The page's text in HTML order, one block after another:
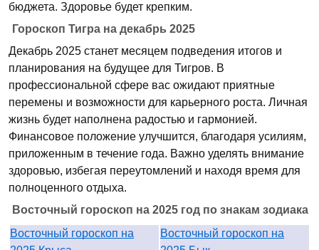
бюджета. Здоровье будет крепким.
Гороскоп Тигра на декабрь 2025
Декабрь 2025 станет месяцем подведения итогов и
планирования на будущее для Тигров. В
профессиональной сфере вас ожидают приятные
перемены и возможности для карьерного роста. Личная
жизнь будет наполнена радостью и гармонией.
Финансовое положение улучшится, благодаря усилиям,
приложенным в течение года. Важно уделять внимание
здоровью, избегая переутомлений и находя время для
полноценного отдыха.
Восточный гороскоп на 2025 год по знакам зодиака
Восточный гороскоп на
Восточный гороскоп на